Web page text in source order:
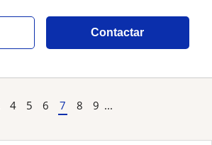
Contactar
4 5 6 7 8 9 ...